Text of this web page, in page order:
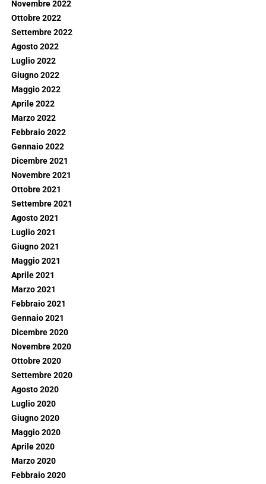
Novembre 2022
Ottobre 2022
Settembre 2022
Agosto 2022
Luglio 2022
Giugno 2022
Maggio 2022
Aprile 2022
Marzo 2022
Febbraio 2022
Gennaio 2022
Dicembre 2021
Novembre 2021
Ottobre 2021
Settembre 2021
Agosto 2021
Luglio 2021
Giugno 2021
Maggio 2021
Aprile 2021
Marzo 2021
Febbraio 2021
Gennaio 2021
Dicembre 2020
Novembre 2020
Ottobre 2020
Settembre 2020
Agosto 2020
Luglio 2020
Giugno 2020
Maggio 2020
Aprile 2020
Marzo 2020
Febbraio 2020